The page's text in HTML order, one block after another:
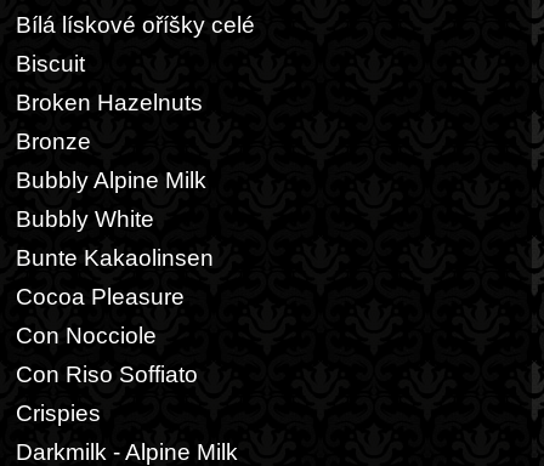
Bílá lískové oříšky celé
Biscuit
Broken Hazelnuts
Bronze
Bubbly Alpine Milk
Bubbly White
Bunte Kakaolinsen
Cocoa Pleasure
Con Nocciole
Con Riso Soffiato
Crispies
Darkmilk - Alpine Milk